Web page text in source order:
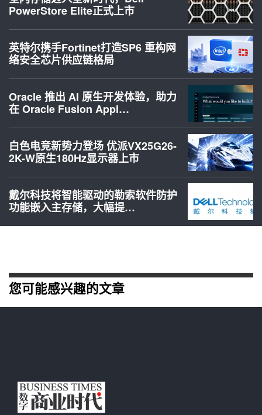
PowerStore Elite正式上市
英特尔携手Fortinet打造SP6 重构网
络安全芯片供应链格局
Oracle 推出 AI 原生开发体验，助力
在 Oracle Fusion Appl…
白色电竞新势力登场 优派VX25G26-
2K-W原生180Hz显示器上市
戴尔科技将智能驱动的勒索软件防护
功能嵌入主存储，大幅提…
您可能感兴趣的文章